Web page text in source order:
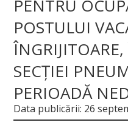
PENTRU
POSTULUI
SECȚIEI
PERIOADĂ
Data publicării: 26